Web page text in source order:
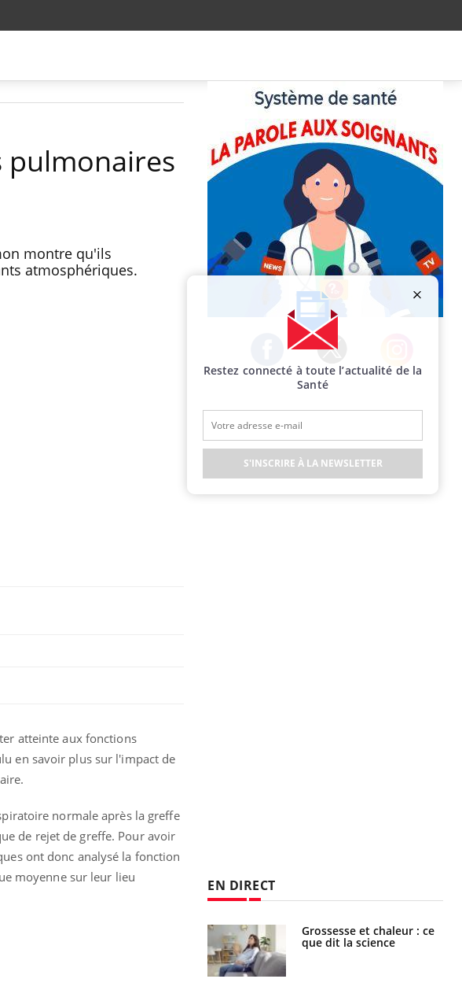
pulmonaires
montre qu'ils
atmosphériques.
atteinte aux fonctions
en savoir plus sur l'impact de
normale après la greffe
de rejet de greffe. Pour avoir
ont donc analysé la fonction
moyenne sur leur lieu
Facebook Twitter Instagram
EN DIRECT
Grossesse et chaleur : ce
que dit la science
Restez connecté à toute l’actualité de la
Santé
S'INSCRIRE À LA NEWSLETTER